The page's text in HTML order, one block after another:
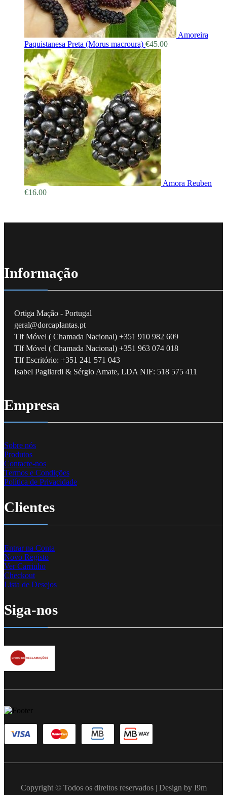
Amoreira
Paquistanesa Preta (Morus macroura) €45.00
Amora Reuben
€16.00
Informação
Ortiga Mação - Portugal
geral@dorcaplantas.pt
Tlf Móvel ( Chamada Nacional) +351 910 982 609
Tlf Móvel ( Chamada Nacional) +351 963 074 018
Tlf Escritório: +351 241 571 043
Isabel Pagliardi & Sérgio Amate, LDA NIF: 518 575 411
Empresa
Sobre nós
Produtos
Contacte-nos
Termos e Condições
Política de Privacidade
Clientes
Entrar na Conta
Novo Registo
Ver Carrinho
Checkout
Lista de Desejos
Siga-nos
Copyright © Todos os direitos reservados | Design by I9m